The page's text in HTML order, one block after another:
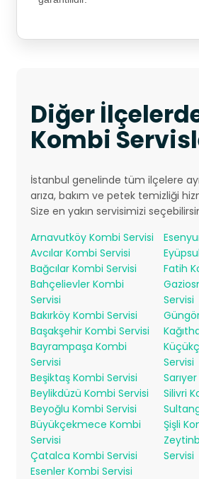
Diğer
Kombi
İstanbul genelinde tüm ilçelere
arıza, bakım ve petek temizliği
Size en yakın servisimizi
Arnavutköy Kombi Servisi
Avcılar Kombi Servisi
Bağcılar Kombi Servisi
Bahçelievler Kombi
Servisi
Bakırköy Kombi Servisi
Başakşehir Kombi Servisi
Bayrampaşa Kombi
Servisi
Beşiktaş Kombi Servisi
Beylikdüzü Kombi Servisi
Beyoğlu Kombi Servisi
Büyükçekmece Kombi
Servisi
Çatalca Kombi Servisi
Esenler Kombi Servisi
Fatih
Servisi
Servisi
Silivri
Şişli
Servisi